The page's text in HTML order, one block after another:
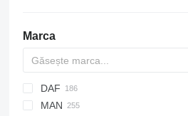
Marca
2-Series
X-Series
C-series
Jumper
DAF
CF
F-MAX
Daily
MAN